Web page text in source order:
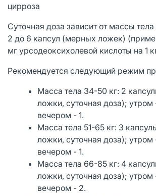
цирроза
Суточная доза зависит от массы тела
2 до 6 капсул (мерных ложек)
мг урсодеоксихолевой кислоты на 1
Рекомендуется следующий режим
Масса тела 34-50 кг: 2
ложки, суточная доза); утром
вечером - 1.
Масса тела 51-65 кг: 3
ложки, суточная доза); утром
вечером - 1.
Масса тела 66-85 кг: 4
ложки, суточная доза); утром
вечером - 2.